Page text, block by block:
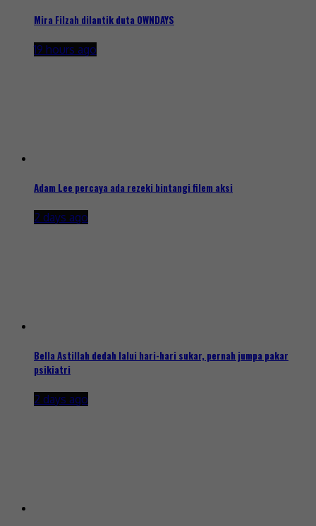
Mira Filzah dilantik duta OWNDAYS
19 hours ago
Adam Lee percaya ada rezeki bintangi filem aksi
2 days ago
Bella Astillah dedah lalui hari-hari sukar, pernah jumpa pakar
psikiatri
2 days ago